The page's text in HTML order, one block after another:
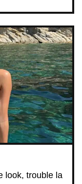
look, trouble la